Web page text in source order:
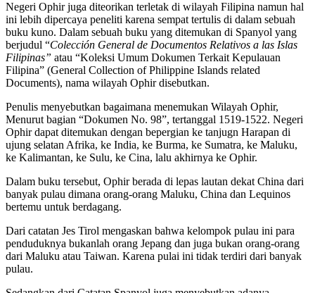
Negeri Ophir juga diteorikan terletak di wilayah Filipina namun hal
ini lebih dipercaya peneliti karena sempat tertulis di dalam sebuah
buku kuno. Dalam sebuah buku yang ditemukan di Spanyol yang
berjudul “Colección General de Documentos Relativos a las Islas
Filipinas” atau “Koleksi Umum Dokumen Terkait Kepulauan
Filipina” (General Collection of Philippine Islands related
Documents), nama wilayah Ophir disebutkan.
Penulis menyebutkan bagaimana menemukan Wilayah Ophir,
Menurut bagian “Dokumen No. 98”, tertanggal 1519-1522. Negeri
Ophir dapat ditemukan dengan bepergian ke tanjugn Harapan di
ujung selatan Afrika, ke India, ke Burma, ke Sumatra, ke Maluku,
ke Kalimantan, ke Sulu, ke Cina, lalu akhirnya ke Ophir.
Dalam buku tersebut, Ophir berada di lepas lautan dekat China dari
banyak pulau dimana orang-orang Maluku, China dan Lequinos
bertemu untuk berdagang.
Dari catatan Jes Tirol mengaskan bahwa kelompok pulau ini para
penduduknya bukanlah orang Jepang dan juga bukan orang-orang
dari Maluku atau Taiwan. Karena pulai ini tidak terdiri dari banyak
pulau.